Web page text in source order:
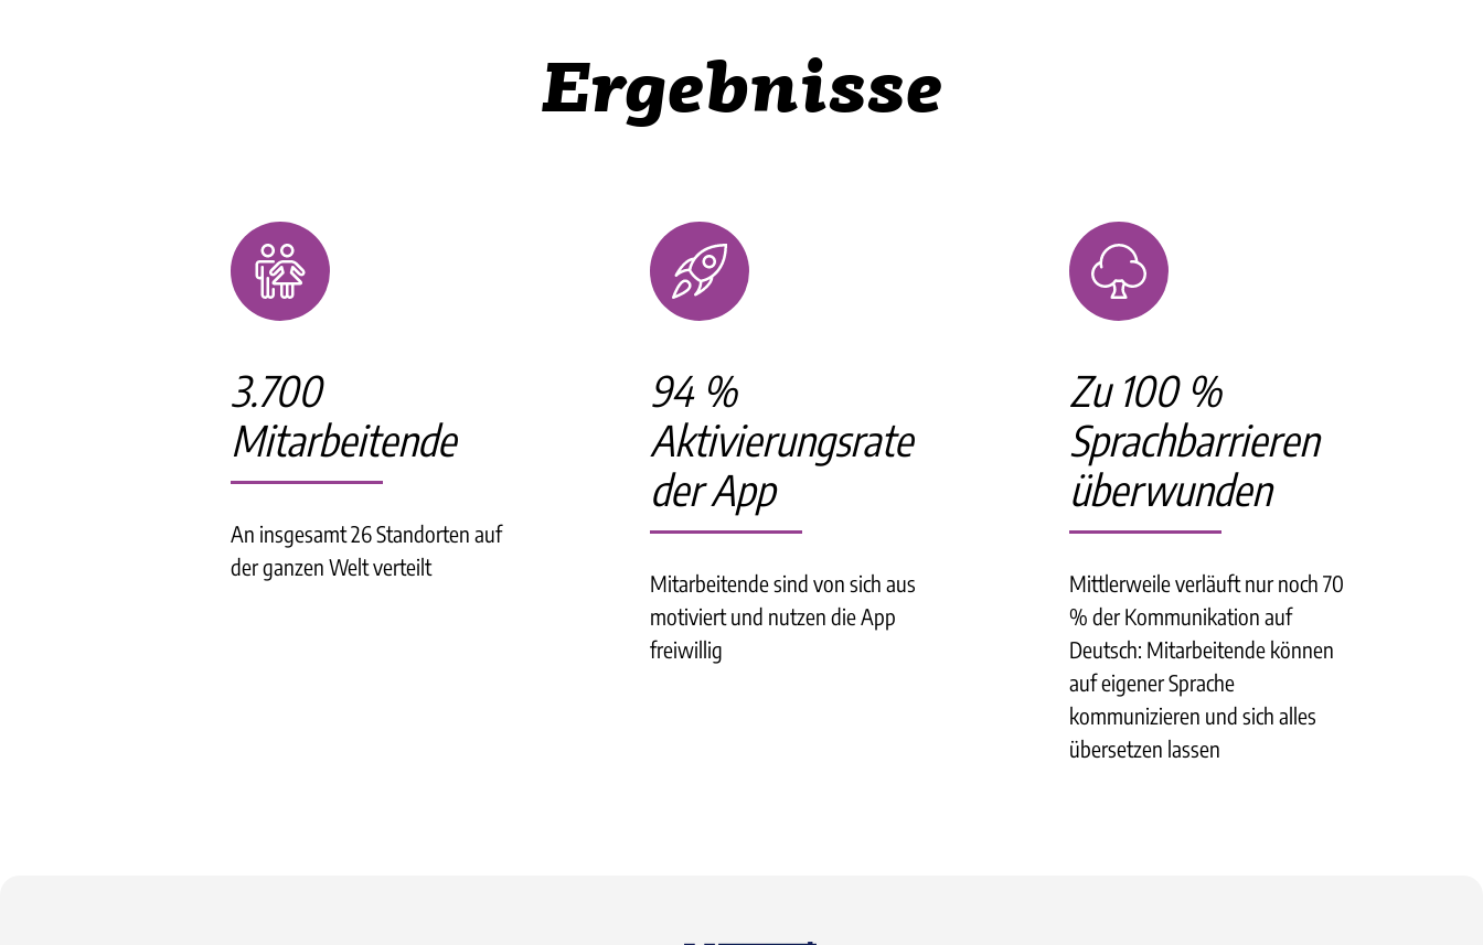
Ergebnisse
3.700
Mitarbeitende
An insgesamt 26 Standorten auf
der ganzen Welt verteilt
94 %
Aktivierungsrate
der App
Mitarbeitende sind von sich aus
motiviert und nutzen die App
freiwillig
Zu 100 %
Sprachbarrieren
überwunden
Mittlerweile verläuft nur noch 70
% der Kommunikation auf
Deutsch: Mitarbeitende können
auf eigener Sprache
kommunizieren und sich alles
übersetzen lassen